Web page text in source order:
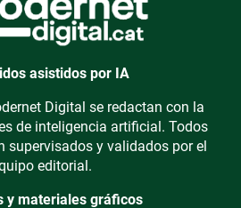
asistidos por IA
Digital se redactan con la
de inteligencia artificial. Todos
supervisados y validados por el
editorial.
y materiales gráficos